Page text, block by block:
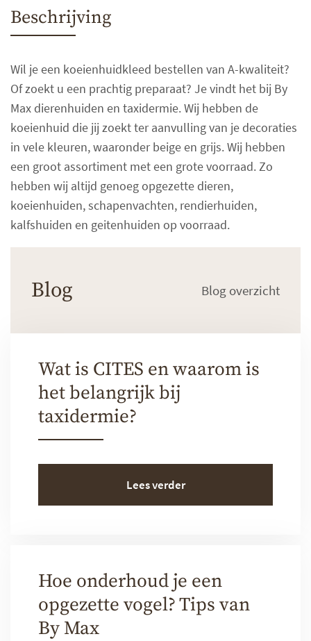
Beschrijving
Wil je een koeienhuidkleed bestellen van A-kwaliteit?
Of zoekt u een prachtig preparaat? Je vindt het bij By
Max dierenhuiden en taxidermie. Wij hebben de
koeienhuid die jij zoekt ter aanvulling van je decoraties
in vele kleuren, waaronder beige en grijs. Wij hebben
een groot assortiment met een grote voorraad. Zo
hebben wij altijd genoeg opgezette dieren,
koeienhuiden, schapenvachten, rendierhuiden,
kalfshuiden en geitenhuiden op voorraad.
Blog Blog overzicht
Wat is CITES en waarom is
het belangrijk bij
taxidermie?
Lees verder
Hoe onderhoud je een
opgezette vogel? Tips van
By Max